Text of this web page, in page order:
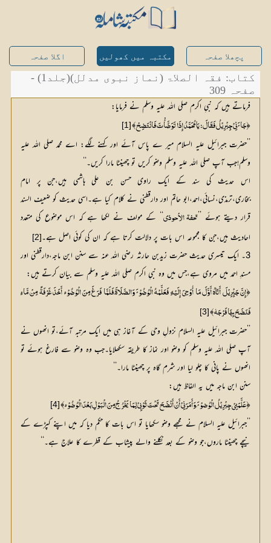
پچھلا صفحہ مکتبہ میں کھولیں اگلا صفحہ
کتاب: فقہ الصلاۃ (نماز نبوی مدلل)(جلد1) -
صفحہ 309
فرماتے ہیں کہ نبیِ اکرم صلی اللہ علیہ وسلم نے فرمایا:
﴿جَائَ نِيْ جِبْرِیْلُ فَقَالَ: یَا مُحَمَّدُ إِذَا تَوَضَّأْتَ فَانْتَضِحْ﴾[1]
’’حضرت جبرائیل علیہ السلام میر ے پاس آئے اور کہنے لگے: اے محمد صلی اللہ علیہ
وسلم!جب آپ صلی اللہ علیہ وسلم وضو کریں تو چھینٹا مارا کریں۔‘‘
اس حدیث کی سند کے ایک راوی حسن بن علی ہاشمی ہیں،جن پر امام
بخاری،ترمذی،نسائی،احمد،ابو حاتم اور دارقطنی نے کلام کیا ہے۔اسی حدیث کو ضعیف السند
قرار دیتے ہوئے ’’
تحفۃ الأحوذي
‘‘ کے مولف نے لکھا ہے کہ اس موضوع کی متعدد
احادیث ہیں،جن کا مجموعہ اس بات پر دلالت کرتا ہے کہ ان کی کوئی اصل ہے۔[2]
3۔ ایک تیسری حدیث حضرت زیدبن حارثہ رضی اللہ عنہ سے سنن ابن ماجہ،دارقطنی اور
مسندِ احمد میں مروی ہے،جس میں وہ نبیِ اکرم صلی اللہ علیہ وسلم سے بیان کرتے ہیں:
﴿
فَنَضَحَ بِھَا فَرْجَہٗ﴾[3]
’’حضرت جبرائیل علیہ السلام نزولِ وحی کے آغاز ہی میں ایک مرتبہ آئے،تو انھوں نے
آپ صلی اللہ علیہ وسلم کو وضو اور نماز کا طریقہ سکھلایا۔جب وہ وضو سے فارغ ہوئے تو
انھوں نے پانی کا چلو لیا اور شرم گاہ پر چھینٹا مارا۔‘‘
سنن ابن ماجہ میں یہ الفاظ ہیں:
﴿عَلَّمَنِيْ جِبْرِیْلُ الْوُضوْئَ،وَأَمَرَنِيْ أَنْ أَنْضَحَ تَحْتَ ثَوْبِيْ لِمَا یَخْرُجُ مِنَ الْبَوْلِ بَعْدَ الْوُضُوْئِ﴾[4]
’’جبرائیل علیہ السلام نے مجھے وضو سکھایا تو اس بات کا حکم دیا کہ میں اپنے کپڑے کے
نیچے چھینٹا ماروں،جو وضو کے بعد نکلنے والے پیشاب کے قطرے کا علاج ہے۔‘‘